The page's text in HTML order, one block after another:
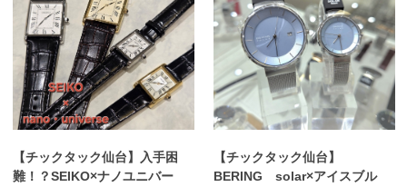
【チックタック仙台】入手困
難！？SEIKO×ナノユニバー
【チックタック仙台】
BERING solar×アイスブル